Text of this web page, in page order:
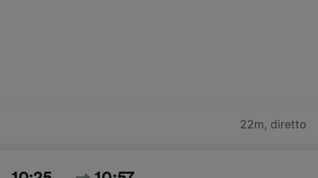
22m, diretto